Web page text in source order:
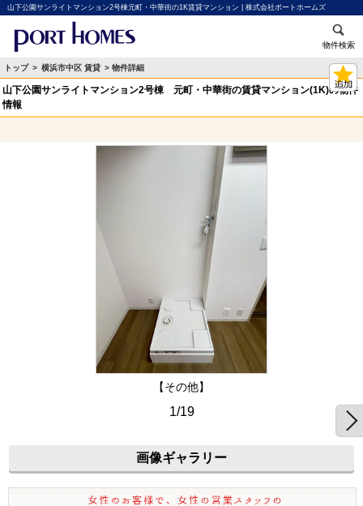
山下公園サンライトマンション2号棟元町・中華街の1K賃貸マンション | 株式会社ポートホームズ
物件検索
トップ > 横浜市中区 賃貸 > 物件詳細
山下公園サンライトマンション2号棟 元町・中華街の賃貸マンション(1K)の物件
情報
【その他】
1/19
画像ギャラリー